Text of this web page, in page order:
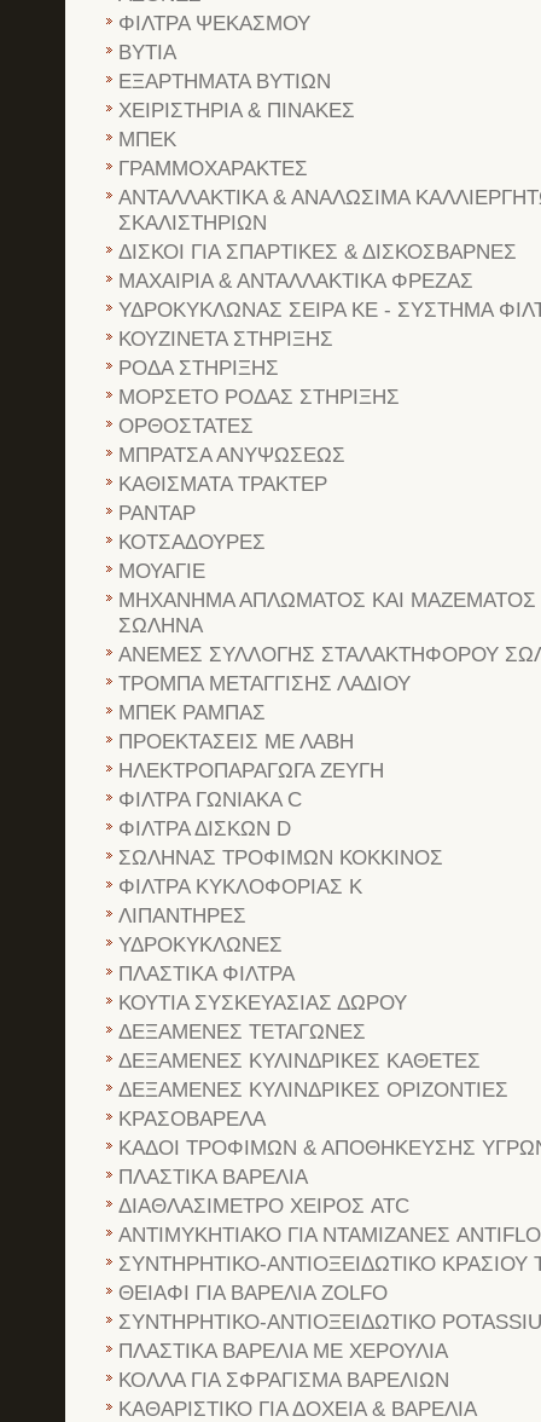
ΦΙΛΤΡΑ ΨΕΚΑΣΜΟΥ
ΒΥΤΙΑ
ΕΞΑΡΤΗΜΑΤΑ ΒΥΤΙΩΝ
ΧΕΙΡΙΣΤΗΡΙΑ & ΠΙΝΑΚΕΣ
ΜΠΕΚ
ΓΡΑΜΜΟΧΑΡΑΚΤΕΣ
ΑΝΤΑΛΛΑΚΤΙΚΑ & ΑΝΑΛΩΣΙΜΑ
ΣΚΑΛΙΣΤΗΡΙΩΝ
ΔΙΣΚΟΙ ΓΙΑ ΣΠΑΡΤΙΚΕΣ & ΔΙΣΚΟΣΒΑΡΝΕΣ
ΜΑΧΑΙΡΙΑ & ΑΝΤΑΛΛΑΚΤΙΚΑ ΦΡΕΖΑΣ
ΥΔΡΟΚΥΚΛΩΝΑΣ ΣΕΙΡΑ ΚΕ - ΣΥΣΤΗΜΑ
ΚΟΥΖΙΝΕΤΑ ΣΤΗΡΙΞΗΣ
ΡΟΔΑ ΣΤΗΡΙΞΗΣ
ΜΟΡΣΕΤΟ ΡΟΔΑΣ ΣΤΗΡΙΞΗΣ
ΟΡΘΟΣΤΑΤΕΣ
ΜΠΡΑΤΣΑ ΑΝΥΨΩΣΕΩΣ
ΚΑΘΙΣΜΑΤΑ ΤΡΑΚΤΕΡ
ΡΑΝΤΑΡ
ΚΟΤΣΑΔΟΥΡΕΣ
ΜΟΥΑΓΙΕ
ΜΗΧΑΝΗΜΑ ΑΠΛΩΜΑΤΟΣ ΚΑΙ
ΣΩΛΗΝΑ
ΑΝΕΜΕΣ ΣΥΛΛΟΓΗΣ ΣΤΑΛΑΚΤΗΦΟΡΟΥ
ΤΡΟΜΠΑ ΜΕΤΑΓΓΙΣΗΣ ΛΑΔΙΟΥ
ΜΠΕΚ ΡΑΜΠΑΣ
ΠΡΟΕΚΤΑΣΕΙΣ ΜΕ ΛΑΒΗ
ΗΛΕΚΤΡΟΠΑΡΑΓΩΓΑ ΖΕΥΓΗ
ΦΙΛΤΡΑ ΓΩΝΙΑΚΑ C
ΦΙΛΤΡΑ ΔΙΣΚΩΝ D
ΣΩΛΗΝΑΣ ΤΡΟΦΙΜΩΝ ΚΟΚΚΙΝΟΣ
ΦΙΛΤΡΑ ΚΥΚΛΟΦΟΡΙΑΣ Κ
ΛΙΠΑΝΤΗΡΕΣ
ΥΔΡΟΚΥΚΛΩΝΕΣ
ΠΛΑΣΤΙΚΑ ΦΙΛΤΡΑ
ΚΟΥΤΙΑ ΣΥΣΚΕΥΑΣΙΑΣ ΔΩΡΟΥ
ΔΕΞΑΜΕΝΕΣ ΤΕΤΑΓΩΝΕΣ
ΔΕΞΑΜΕΝΕΣ ΚΥΛΙΝΔΡΙΚΕΣ ΚΑΘΕΤΕΣ
ΔΕΞΑΜΕΝΕΣ ΚΥΛΙΝΔΡΙΚΕΣ ΟΡΙΖΟΝΤΙΕΣ
ΚΡΑΣΟΒΑΡΕΛΑ
ΚΑΔΟΙ ΤΡΟΦΙΜΩΝ & ΑΠΟΘΗΚΕΥΣΗΣ
ΠΛΑΣΤΙΚΑ ΒΑΡΕΛΙΑ
ΔΙΑΘΛΑΣΙΜΕΤΡΟ ΧΕΙΡΟΣ ATC
ΑΝΤΙΜΥΚΗΤΙΑΚΟ ΓΙΑ ΝΤΑΜΙΖΑΝΕΣ
ΣΥΝΤΗΡΗΤΙΚΟ-ΑΝΤΙΟΞΕΙΔΩΤΙΚΟ ΚΡΑΣΙΟΥ
ΘΕΙΑΦΙ ΓΙΑ ΒΑΡΕΛΙΑ ZOLFO
ΣΥΝΤΗΡΗΤΙΚΟ-ΑΝΤΙΟΞΕΙΔΩΤΙΚΟ
ΠΛΑΣΤΙΚΑ ΒΑΡΕΛΙΑ ΜΕ ΧΕΡΟΥΛΙΑ
ΚΟΛΛΑ ΓΙΑ ΣΦΡΑΓΙΣΜΑ ΒΑΡΕΛΙΩΝ
ΚΑΘΑΡΙΣΤΙΚΟ ΓΙΑ ΔΟΧΕΙΑ & ΒΑΡΕΛΙΑ